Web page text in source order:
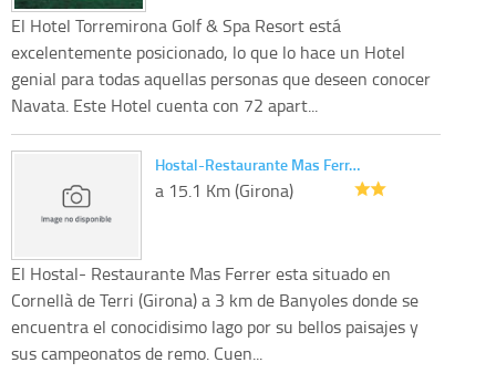
El Hotel Torremirona Golf & Spa Resort está
excelentemente posicionado, lo que lo hace un Hotel
genial para todas aquellas personas que deseen conocer
Navata. Este Hotel cuenta con 72 apart...
Hostal-Restaurante Mas Ferr…
a 15.1 Km (Girona)
El Hostal- Restaurante Mas Ferrer esta situado en
Cornellà de Terri (Girona) a 3 km de Banyoles donde se
encuentra el conocidisimo lago por su bellos paisajes y
sus campeonatos de remo. Cuen...